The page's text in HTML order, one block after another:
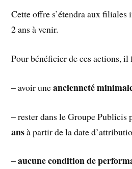
Cette offre s’étendra aux filiales
2 ans à venir.
Pour bénéficier de ces actions, il
– avoir uneancienneté
– rester dans le Groupe Publicis
ansà partir de la date
–aucune condition de